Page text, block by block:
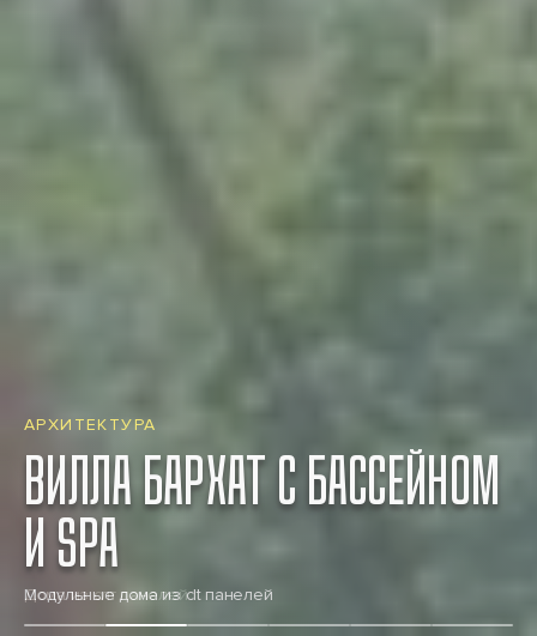
АРХИТЕКТУРА
ВИЛЛА БАРХАТ С БАССЕЙНОМ
И SPA
Модульные дома из clt панелей